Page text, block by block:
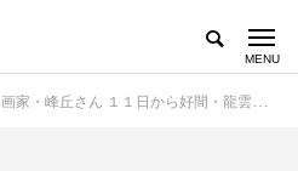
画家・峰丘さん １１日から好間・龍雲寺で個展 平和や鎮魂の祈り込めた作品を